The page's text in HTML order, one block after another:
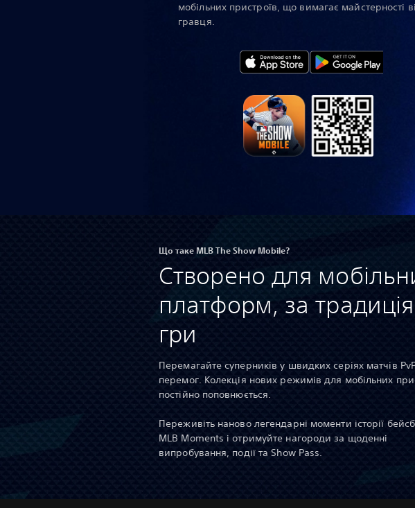
мобільних пристроїв, що вимагає майстерності
гравця.
Що таке MLB The Show Mobile?
Створено для
платформ, за
гри
Перемагайте суперників у швидких серіях матчів
перемог. Колекція нових режимів для мобільних
постійно поповнюється.
Переживіть наново легендарні моменти історії
MLB Moments і отримуйте нагороди за щоденні
випробування, події та Show Pass.